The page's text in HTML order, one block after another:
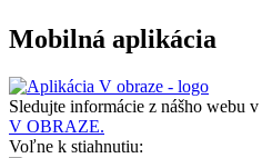
Mobilná aplikácia
Sledujte informácie z nášho webu v
V OBRAZE.
Voľne k stiahnutiu: